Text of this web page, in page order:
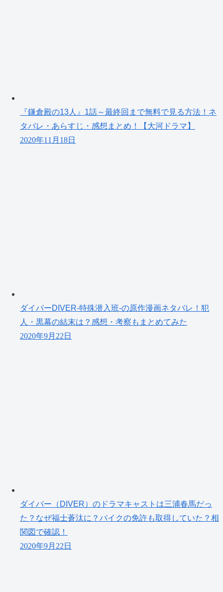
『鎌倉殿の13人』1話～最終回まで無料で見る方法！ネ
タバレ・あらすじ・感想まとめ！【大河ドラマ】
2020年11月18日
ダイバーDIVER-特殊潜入班-の原作漫画ネタバレ！犯
人・黒幕の結末は？感想・考察もまとめてみた
2020年9月22日
ダイバー（DIVER）のドラマキャストは三浦春馬だっ
た？なぜ福士蒼汰に？バイクの免許も取得していた？相
関図で確認！
2020年9月22日